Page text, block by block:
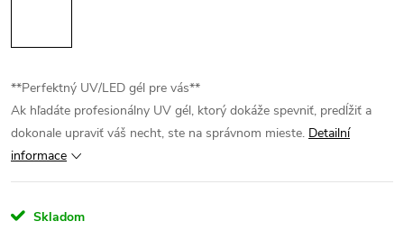
**Perfektný UV/LED gél pre vás**
Ak hľadáte profesionálny UV gél, ktorý dokáže spevniť, predĺžiť a
dokonale upraviť váš necht, ste na správnom mieste. Detailní
informace
Skladom